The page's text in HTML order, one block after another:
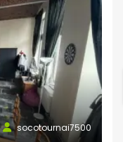
socotournai7500